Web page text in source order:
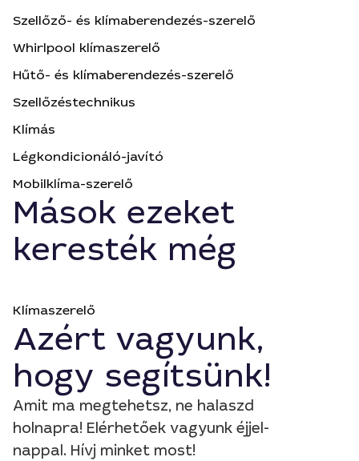
Szellőző- és klímaberendezés-szerelő
Whirlpool klímaszerelő
Hűtő- és klímaberendezés-szerelő
Szellőzéstechnikus
Klímás
Légkondicionáló-javító
Mobilklíma-szerelő
Mások ezeket
keresték még
Klímaszerelő
Azért vagyunk,
hogy segítsünk!
Amit ma megtehetsz, ne halaszd
holnapra! Elérhetőek vagyunk éjjel-
nappal. Hívj minket most!